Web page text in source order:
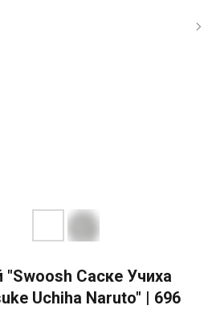
Саске Учиха
Uchiha Naruto" | 696